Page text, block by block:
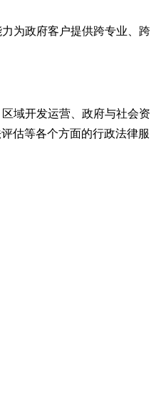
为政府客户提供跨专业、跨
域开发运营、政府与社会资
估等各个方面的行政法律服